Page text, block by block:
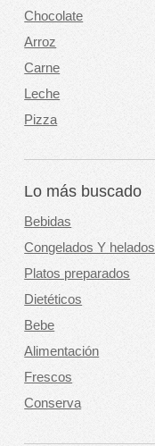
Chocolate
Arroz
Carne
Leche
Pizza
Lo más buscado
Bebidas
Congelados Y helados
Platos preparados
Dietéticos
Bebe
Alimentación
Frescos
Conserva